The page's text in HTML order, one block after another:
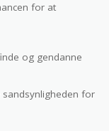
for at
og gendanne
for